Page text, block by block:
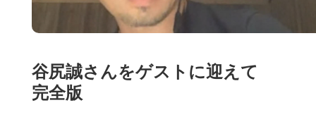
谷尻誠さんをゲストに迎えて
完全版